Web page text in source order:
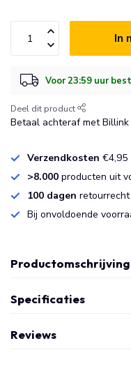
In
Voor 23:59 uur
Deel dit product
Betaal achteraf met
Verzendkosten €4,95
>8.000 producten uit
100 dagen retourrecht
Bij onvoldoende
Productomschrijving
Specificaties
Reviews